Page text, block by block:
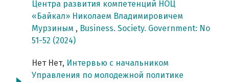
Центра развития компетенций НОЦ
«Байкал» Николаем Владимировичем
Мурзиным , Business. Society. Government: No
51-52 (2024)
Нет Нет, Интервью с начальником
Управления по молодежной политике